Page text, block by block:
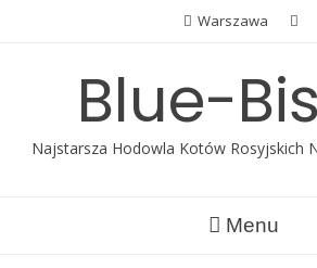
Warszawa
Blue-
Najstarsza Hodowla Kotów Rosyjskich
Menu